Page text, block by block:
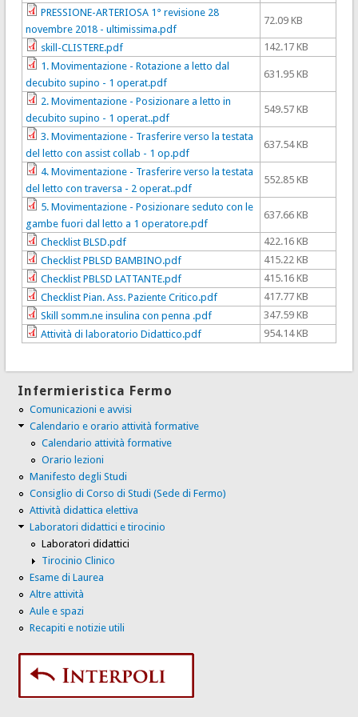
PRESSIONE-ARTERIOSA 1° revisione 28
novembre 2018 - ultimissima.pdf
72.09 KB
skill-CLISTERE.pdf
142.17 KB
1. Movimentazione - Rotazione a letto dal
decubito supino - 1 operat.pdf
631.95 KB
2. Movimentazione - Posizionare a letto in
decubito supino - 1 operat..pdf
549.57 KB
3. Movimentazione - Trasferire verso la testata
del letto con assist collab - 1 op.pdf
637.54 KB
4. Movimentazione - Trasferire verso la testata
del letto con traversa - 2 operat..pdf
552.85 KB
5. Movimentazione - Posizionare seduto con le
gambe fuori dal letto a 1 operatore.pdf
637.66 KB
Checklist BLSD.pdf
422.16 KB
Checklist PBLSD BAMBINO.pdf
415.22 KB
Checklist PBLSD LATTANTE.pdf
415.16 KB
Checklist Pian. Ass. Paziente Critico.pdf
417.77 KB
Skill somm.ne insulina con penna .pdf
347.59 KB
Attività di laboratorio Didattico.pdf
954.14 KB
Infermieristica Fermo
Comunicazioni e avvisi
Calendario e orario attività formative
Calendario attività formative
Orario lezioni
Manifesto degli Studi
Consiglio di Corso di Studi (Sede di Fermo)
Attività didattica elettiva
Laboratori didattici e tirocinio
Laboratori didattici
Tirocinio Clinico
Esame di Laurea
Altre attività
Aule e spazi
Recapiti e notizie utili